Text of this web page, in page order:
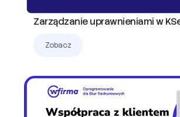
Zarządzanie uprawnieniami w
Zobacz